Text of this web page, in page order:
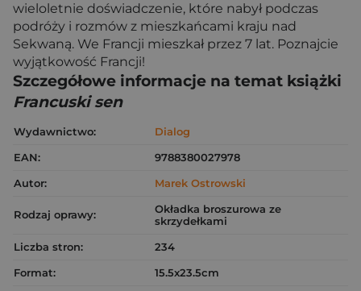
wieloletnie doświadczenie, które nabył podczas
podróży i rozmów z mieszkańcami kraju nad
Sekwaną. We Francji mieszkał przez 7 lat. Poznajcie
wyjątkowość Francji!
Szczegółowe informacje na temat książki
Francuski sen
Wydawnictwo:
Dialog
EAN:
9788380027978
Autor:
Marek Ostrowski
Rodzaj oprawy:
Okładka broszurowa ze
skrzydełkami
Liczba stron:
234
Format:
15.5x23.5cm